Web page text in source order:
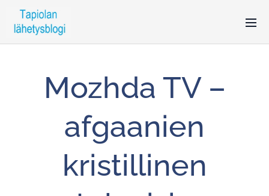
Mozhda TV –
afgaanien
kristillinen